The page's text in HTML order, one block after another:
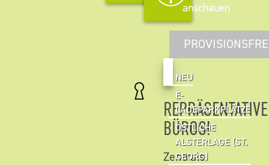
anschauen
NEU
E-
LADEPARKPLÄTZE
ÖSTLICHE
ALSTERLAGE (ST.
GEORG)
REPRÄSENTATIVE
BÜROS!
Zentrale